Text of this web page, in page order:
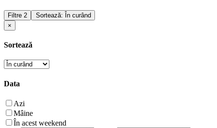
Filtre 2
Sortează: În curând
×
Sortează
Data
Azi
Mâine
În acest weekend